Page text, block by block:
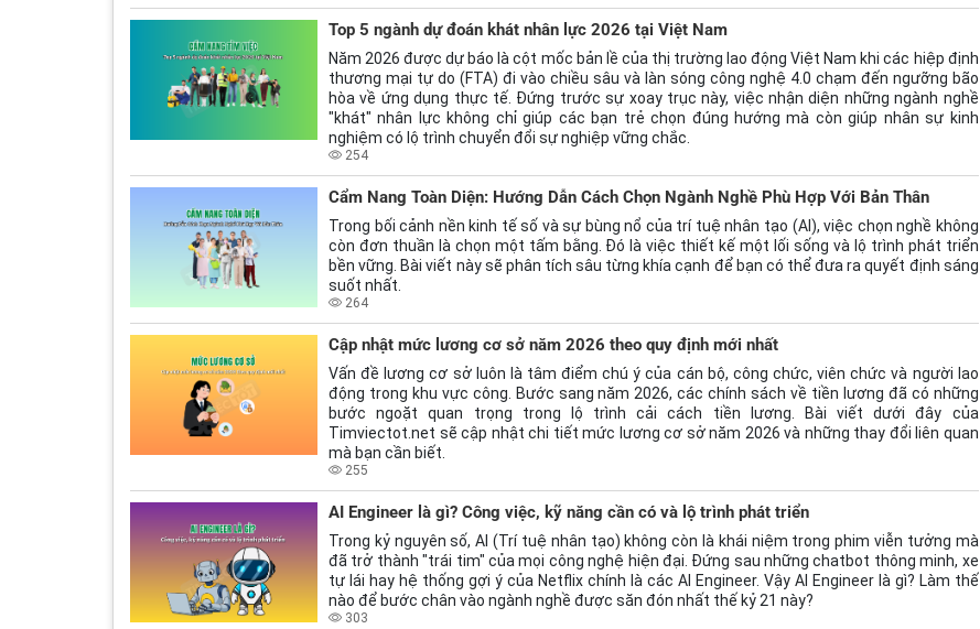
Top 5 ngành dự đoán khát nhân lực 2026 tại Việt Nam
Năm 2026 được dự báo là cột mốc bản lề của thị trường lao động Việt Nam khi các hiệp định
thương mại tự do (FTA) đi vào chiều sâu và làn sóng công nghệ 4.0 chạm đến ngưỡng bão
hòa về ứng dụng thực tế. Đứng trước sự xoay trục này, việc nhận diện những ngành nghề
"khát" nhân lực không chỉ giúp các bạn trẻ chọn đúng hướng mà còn giúp nhân sự kinh
nghiệm có lộ trình chuyển đổi sự nghiệp vững chắc.
254
Cẩm Nang Toàn Diện: Hướng Dẫn Cách Chọn Ngành Nghề Phù Hợp Với Bản Thân
Trong bối cảnh nền kinh tế số và sự bùng nổ của trí tuệ nhân tạo (AI), việc chọn nghề không
còn đơn thuần là chọn một tấm bằng. Đó là việc thiết kế một lối sống và lộ trình phát triển
bền vững. Bài viết này sẽ phân tích sâu từng khía cạnh để bạn có thể đưa ra quyết định sáng
suốt nhất.
264
Cập nhật mức lương cơ sở năm 2026 theo quy định mới nhất
Vấn đề lương cơ sở luôn là tâm điểm chú ý của cán bộ, công chức, viên chức và người lao
động trong khu vực công. Bước sang năm 2026, các chính sách về tiền lương đã có những
bước ngoặt quan trọng trong lộ trình cải cách tiền lương. Bài viết dưới đây của
Timviectot.net sẽ cập nhật chi tiết mức lương cơ sở năm 2026 và những thay đổi liên quan
mà bạn cần biết.
255
AI Engineer là gì? Công việc, kỹ năng cần có và lộ trình phát triển
Trong kỷ nguyên số, AI (Trí tuệ nhân tạo) không còn là khái niệm trong phim viễn tưởng mà
đã trở thành "trái tim" của mọi công nghệ hiện đại. Đứng sau những chatbot thông minh, xe
tự lái hay hệ thống gợi ý của Netflix chính là các AI Engineer. Vậy AI Engineer là gì? Làm thế
nào để bước chân vào ngành nghề được săn đón nhất thế kỷ 21 này?
303